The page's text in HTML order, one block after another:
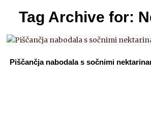
Tag Archive for:
Piščančja nabodala s sočnimi